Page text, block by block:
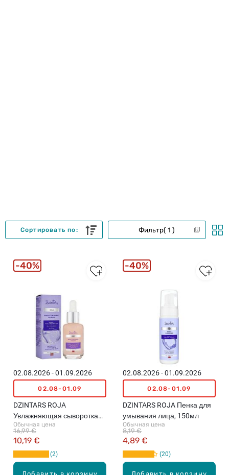
Фильтр 1
Сортировать по:
02.08.2026 - 01.09.2026
02.08-01.09
DZINTARS ROJA
Увлажняющая сыворотка
для лица, 30мл
Обычная цена
10,19 €
16,99 €
2
40%
02.08.2026 - 01.09.2026
02.08-01.09
DZINTARS ROJA Пенка для
умывания лица, 150мл
Обычная цена
4,89 €
8,19 €
20
40%